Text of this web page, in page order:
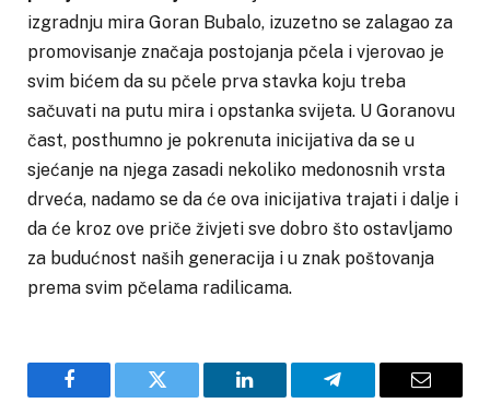
izgradnju mira Goran Bubalo, izuzetno se zalagao za
promovisanje značaja postojanja pčela i vjerovao je
svim bićem da su pčele prva stavka koju treba
sačuvati na putu mira i opstanka svijeta. U Goranovu
čast, posthumno je pokrenuta inicijativa da se u
sjećanje na njega zasadi nekoliko medonosnih vrsta
drveća, nadamo se da će ova inicijativa trajati i dalje i
da će kroz ove priče živjeti sve dobro što ostavljamo
za budućnost naših generacija i u znak poštovanja
prema svim pčelama radilicama.
Facebook Twitter LinkedIn Telegram Email